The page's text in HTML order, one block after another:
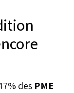
des PME